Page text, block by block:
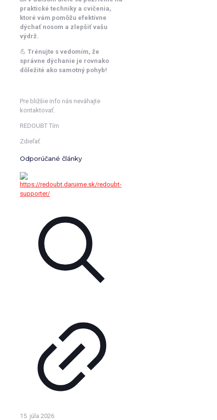
praktické techniky a cvičenia,
ktoré vám pomôžu efektívne
dýchať nosom a zlepšiť vašu
výdrž.
💪 Trénujte s vedomím, že
správne dýchanie je rovnako
dôležité ako samotný pohyb!
Pre bližšie info nás neváhajte
kontaktovať.
REDOUBT Tím
Zdieľať
Odporúčané články
15. júla 2026